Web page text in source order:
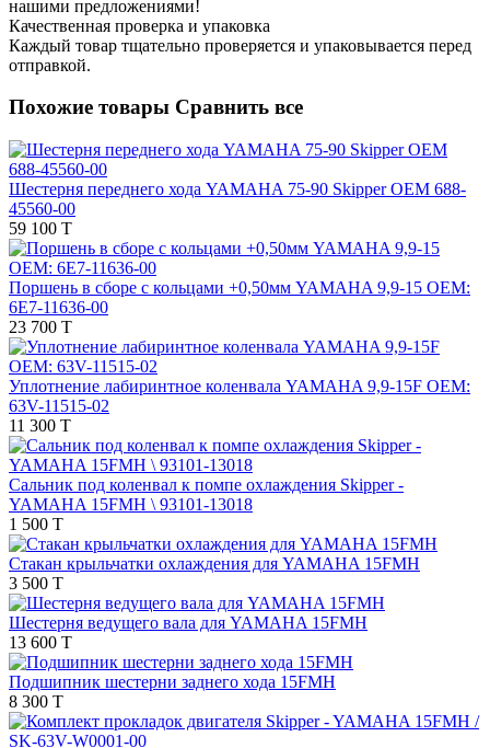
нашими предложениями!
Качественная проверка и упаковка
Каждый товар тщательно проверяется и упаковывается перед
отправкой.
Похожие товары Сравнить все
Шестерня переднего хода YAMAHA 75-90 Skipper OEM 688-
45560-00
59 100 T
Поршень в сборе с кольцами +0,50мм YAMAHA 9,9-15 OEM:
6E7-11636-00
23 700 T
Уплотнение лабиринтное коленвала YAMAHA 9,9-15F OEM:
63V-11515-02
11 300 T
Сальник под коленвал к помпе охлаждения Skipper -
YAMAHA 15FMH \ 93101-13018
1 500 T
Стакан крыльчатки охлаждения для YAMAHA 15FMH
3 500 T
Шестерня ведущего вала для YAMAHA 15FMH
13 600 T
Подшипник шестерни заднего хода 15FMH
8 300 T